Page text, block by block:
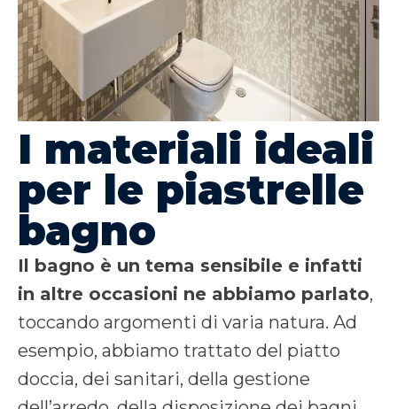
I materiali ideali
per le piastrelle
bagno
Il bagno è un tema sensibile e infatti
in altre occasioni ne abbiamo parlato,
toccando argomenti di varia natura. Ad
esempio, abbiamo trattato del piatto
doccia, dei sanitari, della gestione